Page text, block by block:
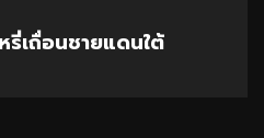
เถื่อนชายแดนใต้